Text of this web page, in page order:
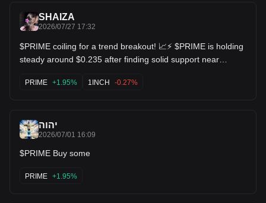
SHAIZA
2026/07/27 17:32
$PRIME coiling for a trend breakout! 📈⚡ $PRIME is holding
steady around $0.235 after finding solid support near
with moving averages starting to curl upward. Looking for a
push back toward the $0.35+ resistance zone! $1INCH
PRIME +1.95% 1INCH -0.27%
יהוה
2026/07/01 16:09
$PRIME Buy some
PRIME +1.95%